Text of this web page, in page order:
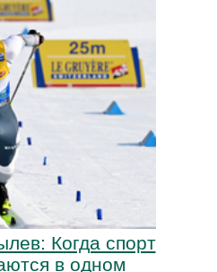
Когда спорт
в одном